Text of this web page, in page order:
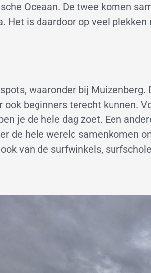
Oceaan. De twee komen
Het is daardoor op veel
waaronder bij Muizenberg.
beginners terecht kunnen.
je de hele dag zoet. Een
de hele wereld samenkomen
van de surfwinkels,